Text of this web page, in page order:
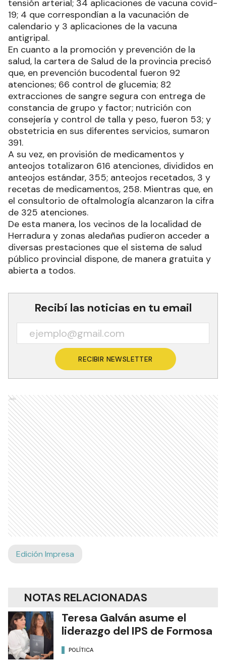
tensión arterial; 34 aplicaciones de vacuna covid-
19; 4 que correspondían a la vacunación de
calendario y 3 aplicaciones de la vacuna
antigripal.
En cuanto a la promoción y prevención de la
salud, la cartera de Salud de la provincia precisó
que, en prevención bucodental fueron 92
atenciones; 66 control de glucemia; 82
extracciones de sangre segura con entrega de
constancia de grupo y factor; nutrición con
consejería y control de talla y peso, fueron 53; y
obstetricia en sus diferentes servicios, sumaron
391.
A su vez, en provisión de medicamentos y
anteojos totalizaron 616 atenciones, divididos en
anteojos estándar, 355; anteojos recetados, 3 y
recetas de medicamentos, 258. Mientras que, en
el consultorio de oftalmología alcanzaron la cifra
de 325 atenciones.
De esta manera, los vecinos de la localidad de
Herradura y zonas aledañas pudieron acceder a
diversas prestaciones que el sistema de salud
público provincial dispone, de manera gratuita y
abierta a todos.
Recibí las noticias en tu email
RECIBIR NEWSLETTER
Ads
Edición Impresa
NOTAS RELACIONADAS
Teresa Galván asume el
liderazgo del IPS de Formosa
POLÍTICA